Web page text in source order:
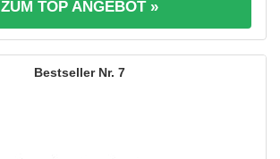
ZUM TOP ANGEBOT »
7